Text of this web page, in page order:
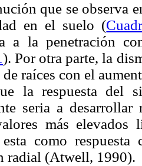
que se observa
en el suelo (
a la pene­tración
). Por otra parte, la
raíces con el
la respuesta del
seria a desarrollar
más
como respuesta
radial (Atwell, 1990).